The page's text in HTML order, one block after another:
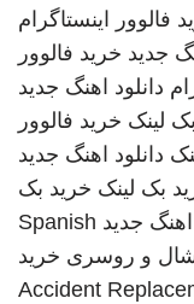
فالوور اینستاگرام
جدید خرید فالوور
دانلود اهنگ جدید
لینک خرید فالوور
دانلود اهنگ جدید
بک لینک خرید بک
اهنگ جدید Spanish
و روسری خرید
Accident